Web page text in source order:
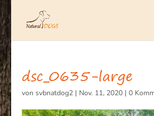
dsc_0635-large
von svbnatdog2| Nov. 11, 2020| 0